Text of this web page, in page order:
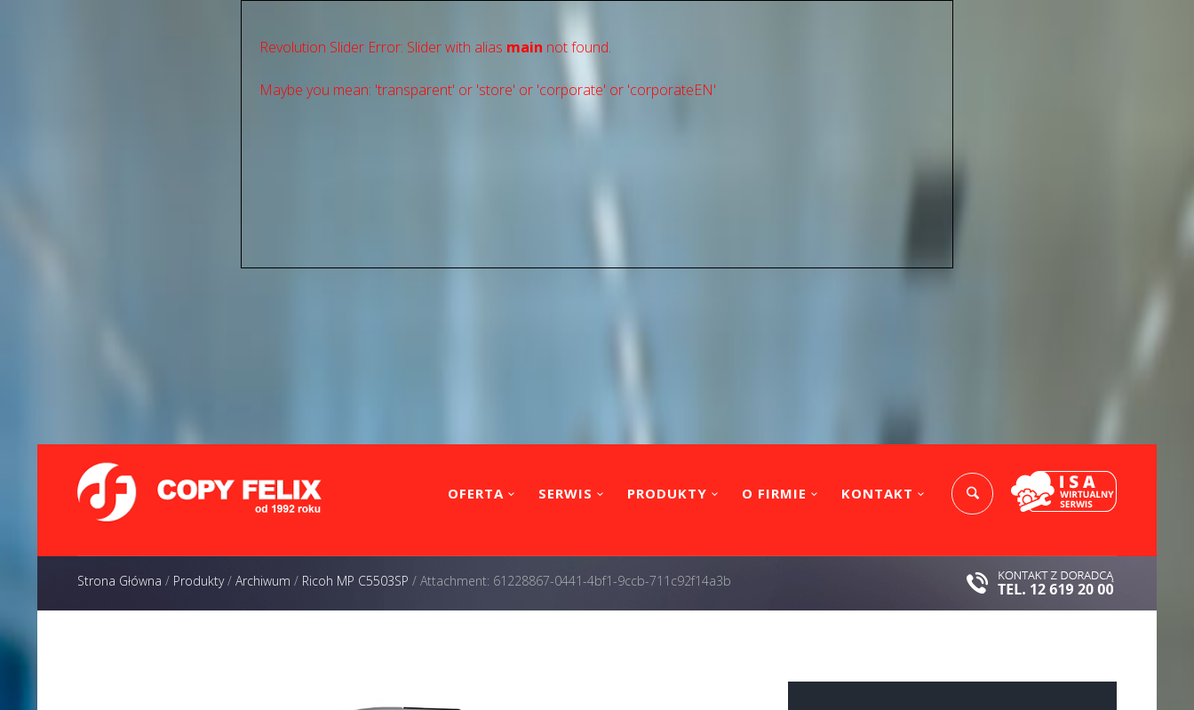
Revolution Slider Error: Slider with alias main not found.
Maybe you mean: 'transparent' or 'store' or 'сorporate' or 'corporateEN'
OFERTA SERWIS PRODUKTY O FIRMIE KONTAKT
Strona Główna / Produkty/ Archiwum / Ricoh MP C5503SP / Attachment: 61228867-0441-4bf1-9ccb-711c92f14a3b